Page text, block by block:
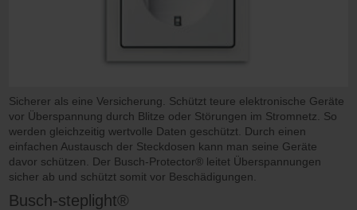
Sicherer als eine Versicherung. Schützt teure elektronische Geräte
vor Überspannung durch Blitze oder Störungen im Stromnetz. So
werden gleichzeitig wertvolle Daten geschützt. Durch einen
einfachen Austausch der Steckdosen kann man seine Geräte
davor schützen. Der Busch-Protector® leitet Überspannungen
sicher ab und schützt somit vor Beschädigungen.
Busch-steplight®